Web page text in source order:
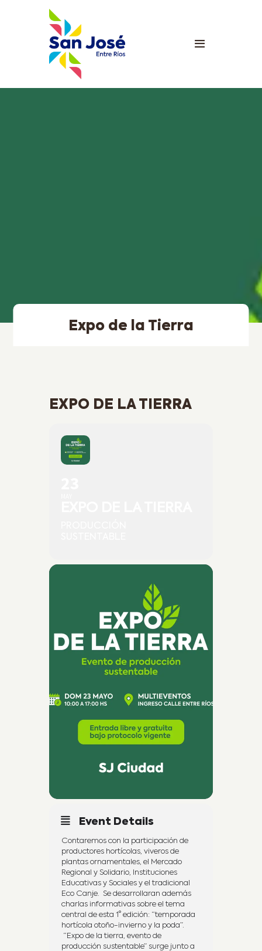
Expo de la Tierra
EXPO DE LA TIERRA
Event Details
Contaremos con la participación de
productores hortícolas, viveros de
plantas ornamentales, el Mercado
Regional y Solidario, Instituciones
Educativas y Sociales y el tradicional
Eco Canje. Se desarrollaran además
charlas informativas sobre el tema
central de esta 1° edición: “temporada
hortícola otoño-invierno y la poda”.
“Expo de la tierra, evento de
producción sustentable” surge junto a